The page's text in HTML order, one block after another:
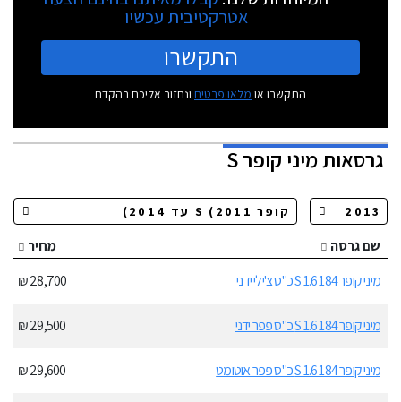
אטרקטיבית עכשיו
התקשרו
התקשרו או מלאו פרטים ונחזור אליכם בהקדם
גרסאותמיני קופר S
שם גרסה
מחיר
מיני קופר S 1.6 184 כ"ס צ'ילי ידני
28,700 ₪
מיני קופר S 1.6 184 כ"ס פפר ידני 29,500 ₪
מיני קופר S 1.6 184 כ"ס פפר אוטומט 29,600 ₪